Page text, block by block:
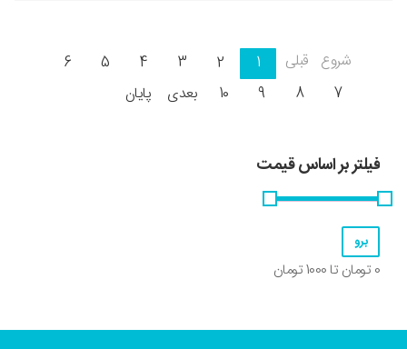
شروع قبلی 1
2
3
4
5
6
7
8
9
10 بعدی پایان
فیلتر بر اساس قیمت
0 تومان تا 1000تومان